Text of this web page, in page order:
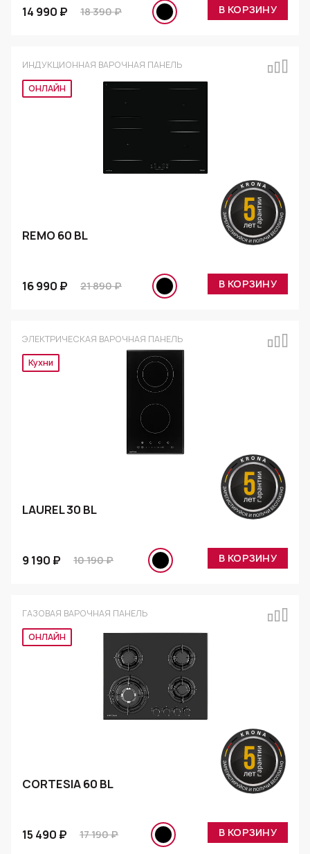
14 990 ₽ 18 390 ₽ В КОРЗИНУ
ИНДУКЦИОННАЯ ВАРОЧНАЯ ПАНЕЛЬ
Эксклюзив
REMO 60 BL
16 990 ₽ 21 890 ₽ В КОРЗИНУ
ЭЛЕКТРИЧЕСКАЯ ВАРОЧНАЯ ПАНЕЛЬ
Эксклюзив
LAUREL 30 BL
9 190 ₽ 10 190 ₽ В КОРЗИНУ
ГАЗОВАЯ ВАРОЧНАЯ ПАНЕЛЬ
Эксклюзив
CORTESIA 60 BL
15 490 ₽ 17 190 ₽ В КОРЗИНУ